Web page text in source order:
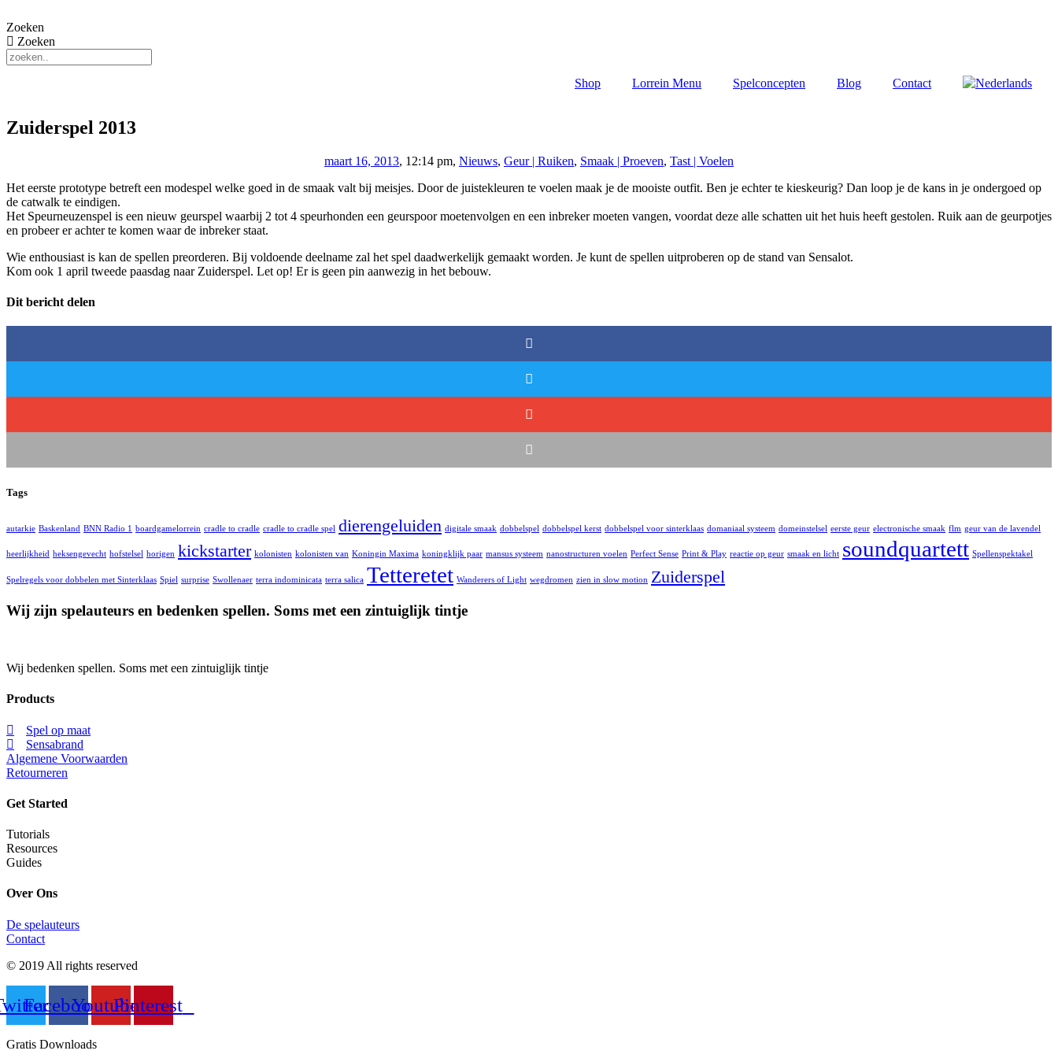
naar
de
inhoud
Zoeken
Zoeken
Shop Lorrein Menu Spelconcepten Blog Contact
Zuiderspel 2013
maart 16, 2013, 12:14 pm, Nieuws, Geur | Ruiken, Smaak | Proeven, Tast | Voelen
Het eerste prototype betreft een modespel welke goed in de smaak valt bij meisjes. Door de juistekleuren te voelen maak je de mooiste outfit. Ben je echter te kieskeurig? Dan loop je de kans in je ondergoed op
de catwalk te eindigen.
Het Speurneuzenspel is een nieuw geurspel waarbij 2 tot 4 speurhonden een geurspoor moetenvolgen en een inbreker moeten vangen, voordat deze alle schatten uit het huis heeft gestolen. Ruik aan de geurpotjes
en probeer er achter te komen waar de inbreker staat.
Wie enthousiast is kan de spellen preorderen. Bij voldoende deelname zal het spel daadwerkelijk gemaakt worden. Je kunt de spellen uitproberen op de stand van Sensalot.
Kom ook 1 april tweede paasdag naar Zuiderspel. Let op! Er is geen pin aanwezig in het bebouw.
Dit bericht delen
Tags
autarkie Baskenland BNN Radio 1 boardgamelorrein cradle to cradle cradle to cradle spel dierengeluiden digitale smaak dobbelspel dobbelspel kerst dobbelspel voor sinterklaas domaniaal systeem domeinstelsel eerste geur electronische smaak flm geur van de lavendel
heerlijkheid heksengevecht hofstelsel horigen kickstarter kolonisten kolonisten van Koningin Maxima koningklijk paar mansus systeem nanostructuren voelen Perfect Sense Print & Play reactie op geur smaak en licht soundquartett Spellenspektakel
Spelregels voor dobbelen met Sinterklaas Spiel surprise Swollenaer terra indominicata terra salica Tetteretet Wanderers of Light wegdromen zien in slow motion Zuiderspel
Wij zijn spelauteurs en bedenken spellen. Soms met een zintuiglijk tintje
Wij bedenken spellen. Soms met een zintuiglijk tintje
Products
Spel op maat
Sensabrand
Algemene Voorwaarden
Retourneren
Get Started
Tutorials
Resources
Guides
Over Ons
De spelauteurs
Contact
© 2019 All rights reserved
FacebookYoutubePinterest
Gratis Downloads